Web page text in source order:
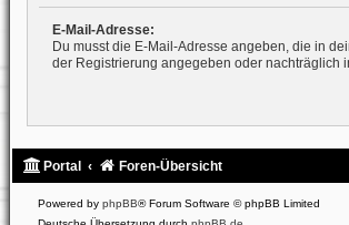
E-Mail-Adresse:
Du musst die E-Mail-Adresse angeben, die in
der Registrierung angegeben oder nachträglich
Portal Foren-Übersicht
Powered by phpBB® Forum Software © phpBB Limited